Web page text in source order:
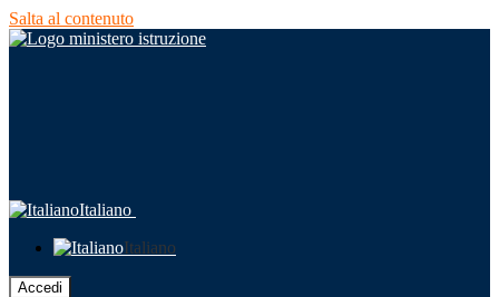
Salta al contenuto
Italiano
Italiano
Accedi